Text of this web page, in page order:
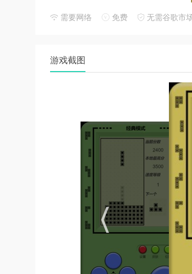
1. 规划布局：在游戏过程中，要时刻关
2. 利用空隙：尽量利用空隙摆放方块，
3. 追求连消：连续消除多行可以获得更
操作技巧
1. 快速下落：在方块即将到达底部时，
2. 掌握旋转技巧：不同形状的方块在旋
形状进行消除。
3. 练习手速和反应能力：俄罗斯方块是
应能力，从而在游戏中获得优势。
单机俄罗斯方块是一款经典而耐玩的手
需要网络 免费 无需谷歌市
游戏截图